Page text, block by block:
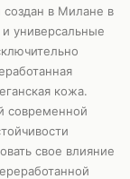
создан в Милане в
универсальные
кожа.
современной
свое влияние